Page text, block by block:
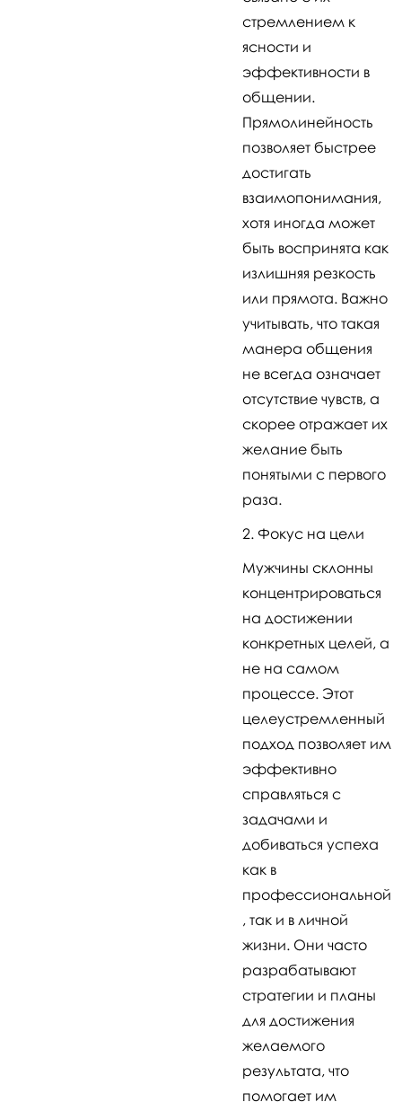
стремлением к
ясности и
эффективности в
общении.
Прямолинейность
позволяет быстрее
достигать
взаимопонимания,
хотя иногда может
быть воспринята как
излишняя резкость
или прямота. Важно
учитывать, что такая
манера общения
не всегда означает
отсутствие чувств, а
скорее отражает их
желание быть
понятыми с первого
раза.
Фокус на цели
Мужчины склонны
концентрироваться
на достижении
конкретных целей, а
не на самом
процессе. Этот
целеустремленный
подход позволяет им
эффективно
справляться с
задачами и
добиваться успеха
как в
профессиональной
, так и в личной
жизни. Они часто
разрабатывают
стратегии и планы
для достижения
желаемого
результата, что
помогает им